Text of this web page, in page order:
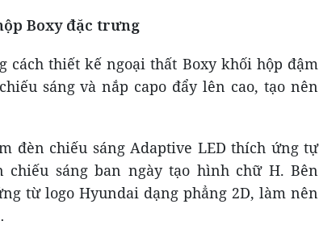
Boxy đặc trưng
cách thiết kế ngoại thất Boxy khối hộp đậm
sáng và nắp capo đẩy lên cao, tạo nên
đèn chiếu sáng Adaptive LED thích ứng tự
chiếu sáng ban ngày tạo hình chữ H. Bên
từ logo Hyundai dạng phẳng 2D, làm nên